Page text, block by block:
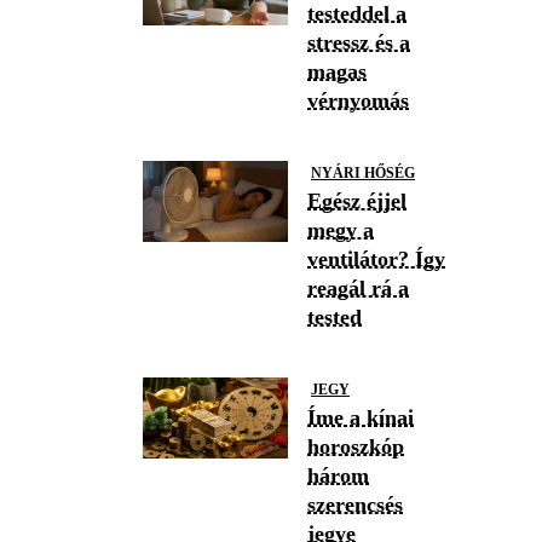
testeddel a
stressz és a
magas
vérnyomás
NYÁRI HŐSÉG
Egész éjjel
megy a
ventilátor? Így
reagál rá a
tested
JEGY
Íme a kínai
horoszkóp
három
szerencsés
jegye